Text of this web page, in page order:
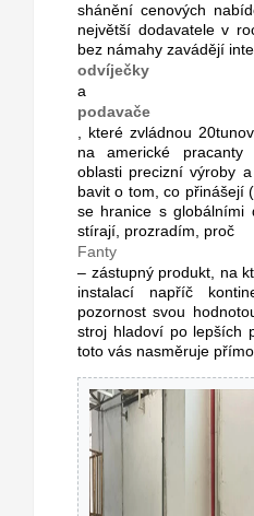
shánění cenových
největší dodavatele v
bez námahy zavádějí
odvíječky
a
podavače
, které zvládnou
na americké
oblasti precizní výroby
bavit o tom, co přinášejí
se hranice s globálními
stírají, prozradím, proč
Fanty
– zástupný produkt, na
instalací napříč
pozornost svou
stroj hladoví po lepších
toto vás nasměruje